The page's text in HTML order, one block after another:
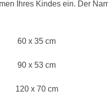
Ihres Kindes ein. Der
60 x 35 cm
90 x 53 cm
120 x 70 cm